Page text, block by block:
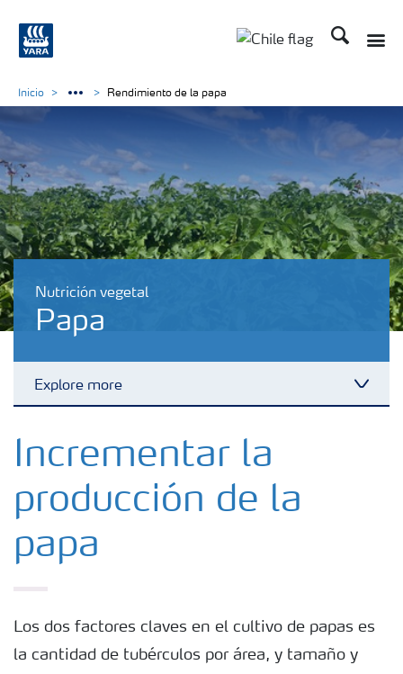
Buscar
Nutrición vegetal
Papa
Explore more
Fertilizantes con baja Huella de Carbono
Fertilizantes
Portafolio de Agricultura Digital
Inicio Rendimiento de la papa
Incrementar la
producción de la
papa
Los dos factores claves en el cultivo de papas es
la cantidad de tubérculos por área, y tamaño y